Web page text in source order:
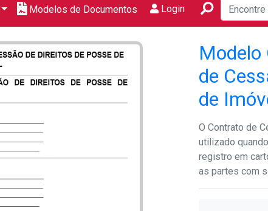
Modelos de Documentos Login
Modelo
de
de
O Contrato de
utilizado
registro em
as partes com